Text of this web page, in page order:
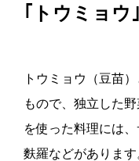
｢トウミョウ
トウミョウ（豆苗
もので、独立した
を使った料理には
麩羅などがありま